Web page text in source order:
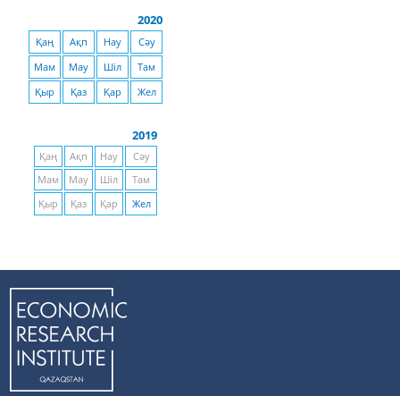
2020
Қаң Ақп Нау
Сәу
Мам
Мау Шіл
Там
Қыр
Қаз Қар Жел
2019
Қаң Ақп Нау
Сәу
Мам
Мау Шіл
Там
Қыр
Қаз Қар Жел